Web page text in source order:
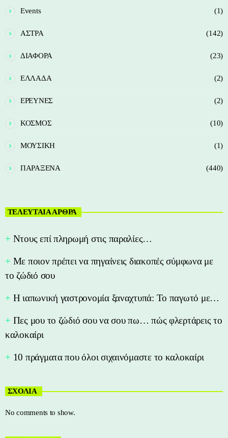
Events (1)
ΑΣΤΡΑ (142)
ΔΙΑΦΟΡΑ (23)
ΕΛΛΑΔΑ (2)
ΕΡΕΥΝΕΣ (2)
ΚΟΣΜΟΣ (10)
ΜΟΥΣΙΚΗ (1)
ΠΑΡΑΞΕΝΑ (440)
ΤΕΛΕΥΤΑΙΑ ΑΡΘΡΑ
Nτους επί πληρωμή στις παραλίες…
Με ποιον πρέπει να πηγαίνεις διακοπές σύμφωνα με
το ζώδιό σου
Η ιαπωνική γαστρονομία ξαναχτυπά: Το παγωτό με…
Πες μου το ζώδιό σου να σου πω… πώς φλερτάρεις το
καλοκαίρι
10 πράγματα που όλοι σιχαινόμαστε το καλοκαίρι
ΣΧΟΛΙΑ
No comments to show.